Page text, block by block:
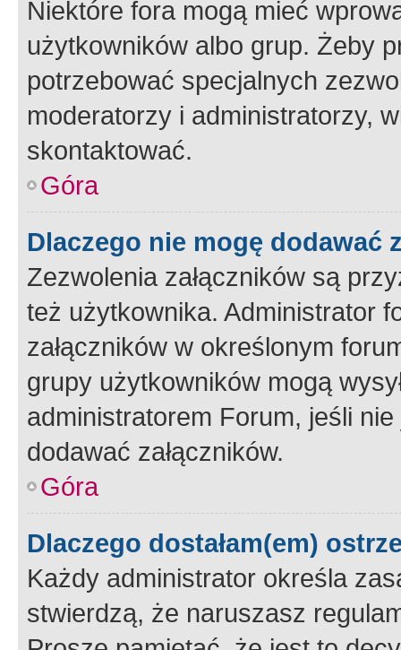
Niektóre fora mogą mieć
użytkowników albo grup. Żeby
potrzebować specjalnych
moderatorzy i administratorzy,
skontaktować.
Góra
Dlaczego nie mogę dodawać
Zezwolenia załączników są
też użytkownika. Administrator
załączników w określonym
grupy użytkowników mogą
administratorem Forum, jeśli
dodawać załączników.
Góra
Dlaczego dostałam(em)
Każdy administrator określa
stwierdzą, że naruszasz